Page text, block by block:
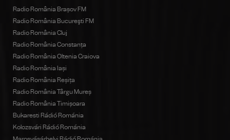
Radio România Brașov FM
Radio România Bucureşti FM
Radio România Cluj
Radio România Constanța
Radio România Oltenia Craiova
Radio România Iași
Radio România Reșița
Radio România Târgu Mureș
Radio România Timișoara
Bukaresti Rádió Románia
Kolozsvári Rádió Románia